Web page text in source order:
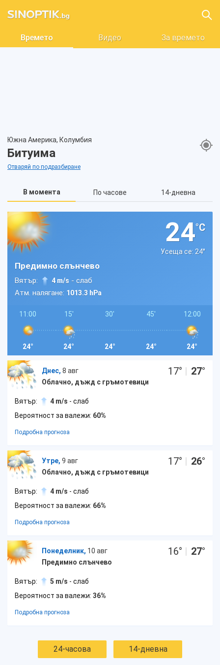
Времето Видео За времето
Южна Америка, Колумбия
Битуима
Отваряй по подразбиране
В момента По часове 14-дневна
24°C
Усеща се: 24°
Предимно слънчево
Вятър: 4 m/s - слаб
Атм. налягане: 1013.3 hPa
11:00
24°
15'
24°
30'
24°
45'
24°
12:00
24°
Днес, 8 авг
Облачно, дъжд с гръмотевици
17° | 27°
Вятър: 4 m/s - слаб
Вероятност за валежи: 60%
Подробна прогноза
Утре, 9 авг
Облачно, дъжд с гръмотевици
17° | 26°
Вятър: 4 m/s - слаб
Вероятност за валежи: 66%
Подробна прогноза
Понеделник, 10 авг
Предимно слънчево
16° | 27°
Вятър: 5 m/s - слаб
Вероятност за валежи: 36%
Подробна прогноза
24-часова 14-дневна